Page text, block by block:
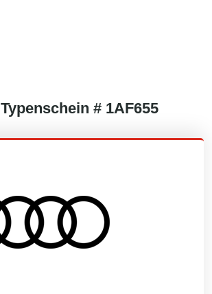
Typenschein # 1AF655